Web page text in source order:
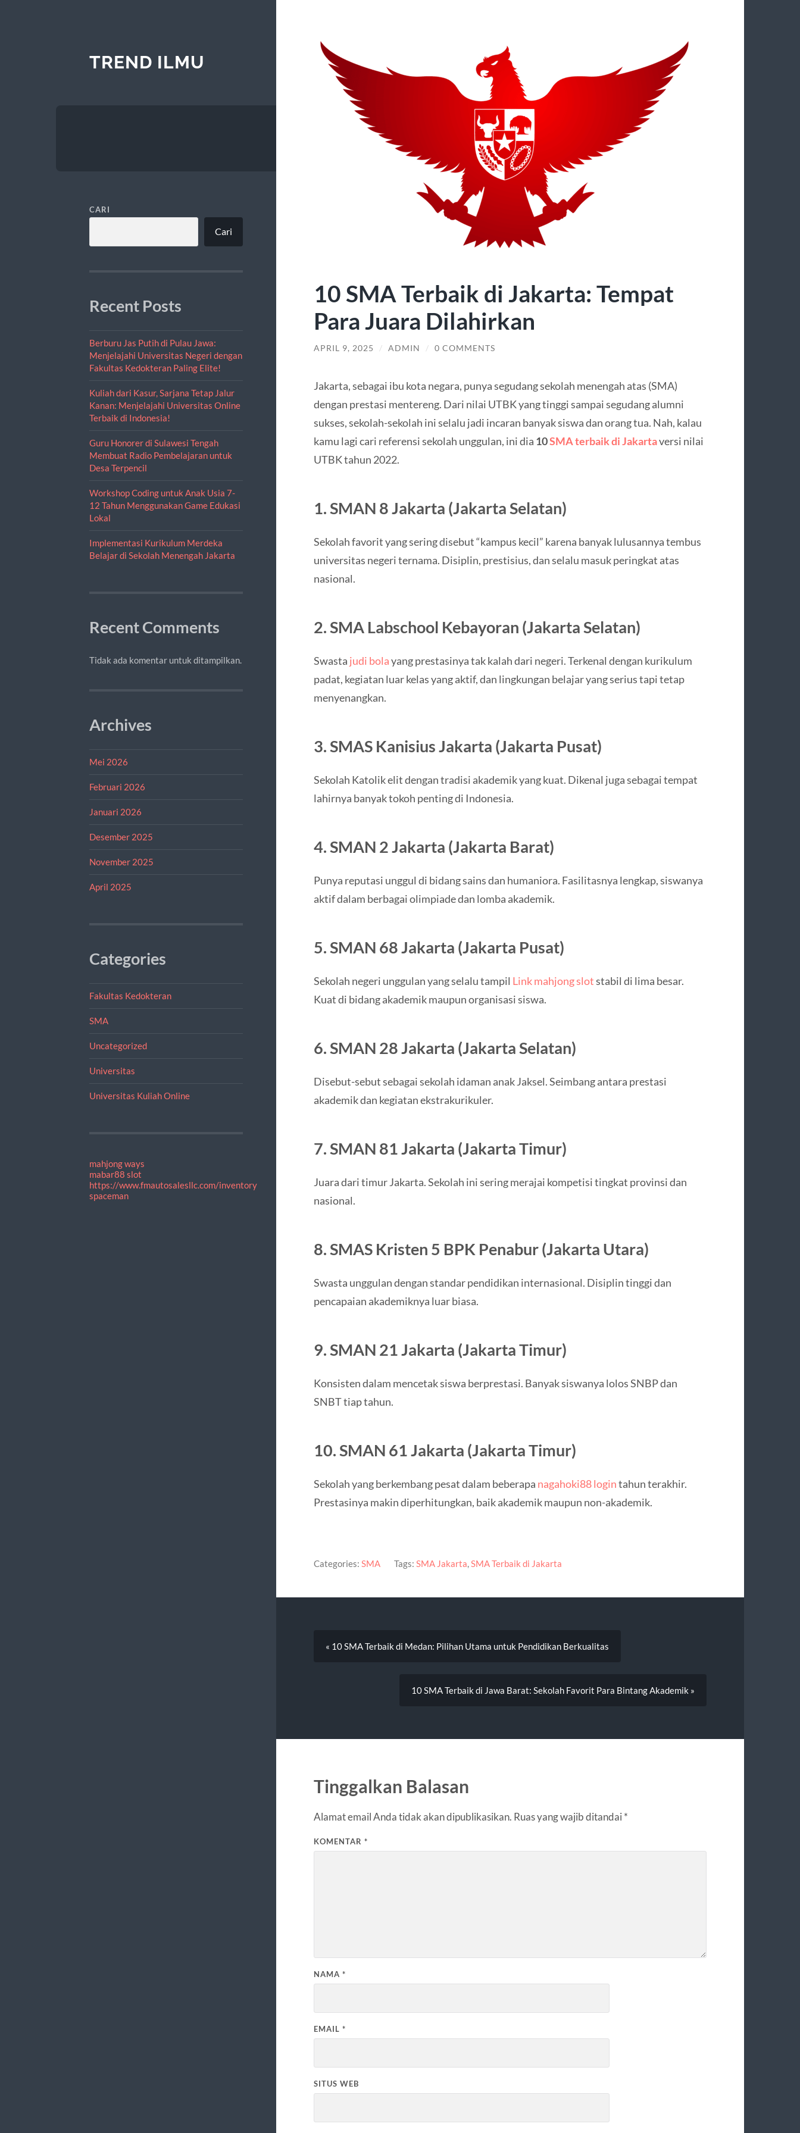
TREND ILMU
CARI
Cari
Recent Posts
Berburu Jas Putih di Pulau Jawa:
Menjelajahi Universitas Negeri dengan
Fakultas Kedokteran Paling Elite!
Kuliah dari Kasur, Sarjana Tetap Jalur
Kanan: Menjelajahi Universitas Online
Terbaik di Indonesia!
Guru Honorer di Sulawesi Tengah
Membuat Radio Pembelajaran untuk
Desa Terpencil
Workshop Coding untuk Anak Usia 7-
12 Tahun Menggunakan Game Edukasi
Lokal
Implementasi Kurikulum Merdeka
Belajar di Sekolah Menengah Jakarta
Recent Comments
Tidak ada komentar untuk ditampilkan.
Archives
Mei 2026
Februari 2026
Januari 2026
Desember 2025
November 2025
April 2025
Categories
Fakultas Kedokteran
SMA
Uncategorized
Universitas
Universitas Kuliah Online
mahjong ways
mabar88 slot
https://www.fmautosalesllc.com/inventory
spaceman
10 SMA Terbaik di Jakarta: Tempat
Para Juara Dilahirkan
APRIL 9, 2025 / ADMIN / 0 COMMENTS
Jakarta, sebagai ibu kota negara, punya segudang sekolah menengah atas (SMA)
dengan prestasi mentereng. Dari nilai UTBK yang tinggi sampai segudang alumni
sukses, sekolah-sekolah ini selalu jadi incaran banyak siswa dan orang tua. Nah, kalau
kamu lagi cari referensi sekolah unggulan, ini dia 10SMA terbaik di Jakartaversi nilai
UTBK tahun 2022.
1.SMAN 8 Jakarta (Jakarta Selatan)
Sekolah favorit yang sering disebut “kampus kecil” karena banyak lulusannya tembus
universitas negeri ternama. Disiplin, prestisius, dan selalu masuk peringkat atas
nasional.
2.SMA Labschool Kebayoran (Jakarta Selatan)
Swasta judi bolayang prestasinya tak kalah dari negeri. Terkenal dengan kurikulum
padat, kegiatan luar kelas yang aktif, dan lingkungan belajar yang serius tapi tetap
menyenangkan.
3.SMAS Kanisius Jakarta (Jakarta Pusat)
Sekolah Katolik elit dengan tradisi akademik yang kuat. Dikenal juga sebagai tempat
lahirnya banyak tokoh penting di Indonesia.
4.SMAN 2 Jakarta (Jakarta Barat)
Punya reputasi unggul di bidang sains dan humaniora. Fasilitasnya lengkap, siswanya
aktif dalam berbagai olimpiade dan lomba akademik.
5.SMAN 68 Jakarta (Jakarta Pusat)
Sekolah negeri unggulan yang selalu tampil Link mahjong slotstabil di lima besar.
Kuat di bidang akademik maupun organisasi siswa.
6.SMAN 28 Jakarta (Jakarta Selatan)
Disebut-sebut sebagai sekolah idaman anak Jaksel. Seimbang antara prestasi
akademik dan kegiatan ekstrakurikuler.
7.SMAN 81 Jakarta (Jakarta Timur)
Juara dari timur Jakarta. Sekolah ini sering merajai kompetisi tingkat provinsi dan
nasional.
8.SMAS Kristen 5 BPK Penabur (Jakarta Utara)
Swasta unggulan dengan standar pendidikan internasional. Disiplin tinggi dan
pencapaian akademiknya luar biasa.
9.SMAN 21 Jakarta (Jakarta Timur)
Konsisten dalam mencetak siswa berprestasi. Banyak siswanya lolos SNBP dan
SNBT tiap tahun.
10.SMAN 61 Jakarta (Jakarta Timur)
Sekolah yang berkembang pesat dalam beberapa nagahoki88 logintahun terakhir.
Prestasinya makin diperhitungkan, baik akademik maupun non-akademik.
Categories: SMA Tags: SMA Jakarta,SMA Terbaik di Jakarta
« 10 SMA Terbaik di Medan: Pilihan Utama untuk Pendidikan Berkualitas
10 SMA Terbaik di Jawa Barat: Sekolah Favorit Para Bintang Akademik »
Tinggalkan Balasan
Alamat email Anda tidak akan dipublikasikan. Ruas yang wajib ditandai *
KOMENTAR *
NAMA *
EMAIL *
SITUS WEB